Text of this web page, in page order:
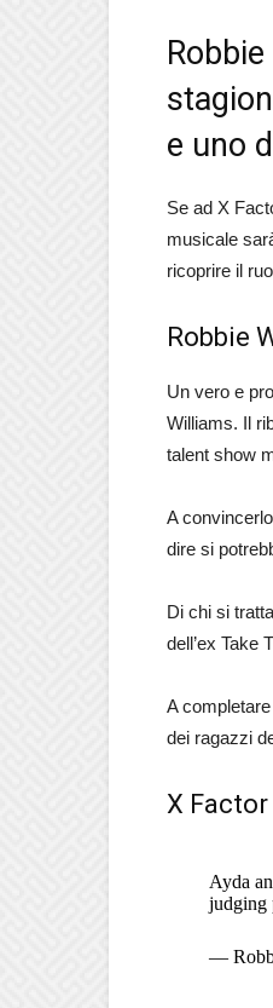
e uno
Se ad X
musicale
ricoprire il
Robbie
Un vero e
Williams. Il
talent show
A
dire si
Di chi si
dell’ex Take
A
dei ragazzi
X
Ayda
judging
—